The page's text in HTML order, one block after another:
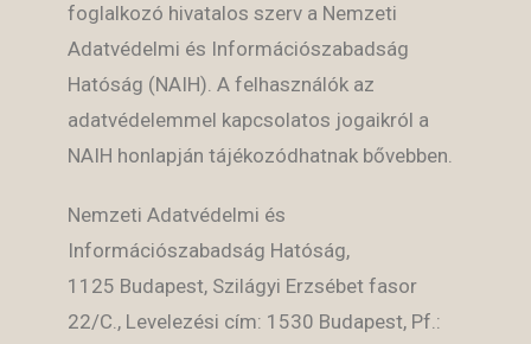
foglalkozó hivatalos szerv a Nemzeti
Adatvédelmi és Információszabadság
Hatóság (NAIH). A felhasználók az
adatvédelemmel kapcsolatos jogaikról a
NAIH honlapján tájékozódhatnak bővebben.
Nemzeti Adatvédelmi és
Információszabadság Hatóság,
1125 Budapest, Szilágyi Erzsébet fasor
22/C., Levelezési cím: 1530 Budapest, Pf.: